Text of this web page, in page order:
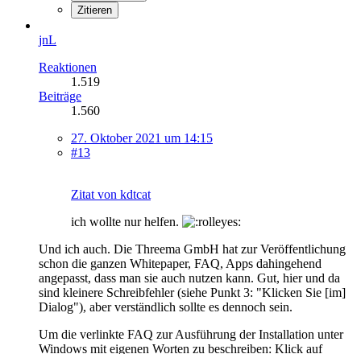
Zitieren
jnL
Reaktionen
1.519
Beiträge
1.560
27. Oktober 2021 um 14:15
#13
Zitat von kdtcat
ich wollte nur helfen.
Und ich auch. Die Threema GmbH hat zur Veröffentlichung
schon die ganzen Whitepaper, FAQ, Apps dahingehend
angepasst, dass man sie auch nutzen kann. Gut, hier und da
sind kleinere Schreibfehler (siehe Punkt 3: "Klicken Sie [im]
Dialog"), aber verständlich sollte es dennoch sein.
Um die verlinkte FAQ zur Ausführung der Installation unter
Windows mit eigenen Worten zu beschreiben: Klick auf